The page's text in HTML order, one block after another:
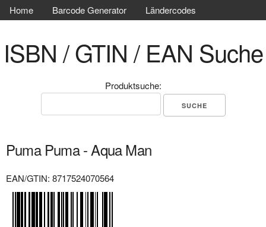
Home Barcode Generator Ländercodes
ISBN / GTIN / EAN Suche
Produktsuche:
Puma Puma - Aqua Man
EAN/GTIN: 8717524070564